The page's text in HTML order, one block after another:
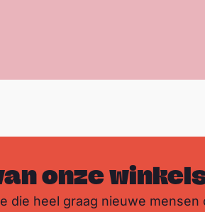
onze
die heel graag nieuwe